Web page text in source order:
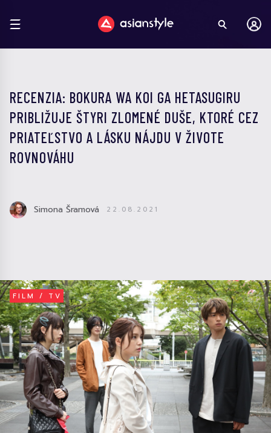
RECENZIA: BOKURA WA KOI GA HETASUGIRU
PRIBLIŽUJE ŠTYRI ZLOMENÉ DUŠE, KTORÉ CEZ
PRIATEĽSTVO A LÁSKU NÁJDU V ŽIVOTE
ROVNOVÁHU
Simona Šramová 22.08.2021
FILM / TV